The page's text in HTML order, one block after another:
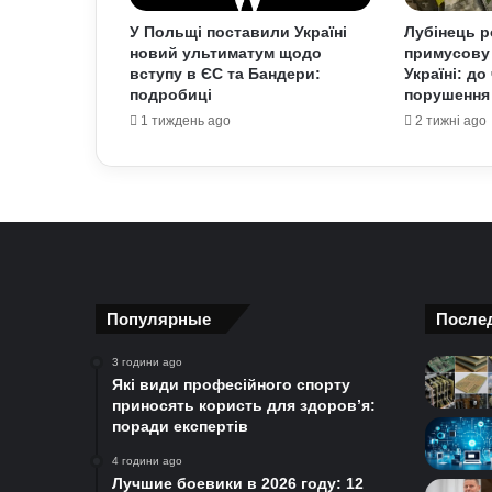
У Польщі поставили Україні
новий ультиматум щодо
вступу в ЄС та Бандери:
подробиці
1 тиждень ago
Лубінець
примусову
Україні:
2 тижні ago
Популярные
3 години ago
Які види професійного спорту
приносять користь для здоров’я:
поради експертів
4 години ago
Лучшие боевики в 2026 году: 12